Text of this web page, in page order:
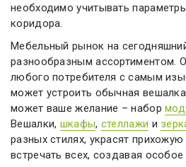
необходимо учитывать
коридора.
Мебельный рынок на
разнообразным ассортиментом.
любого потребителя с самым
может устроить обычная
может ваше желание – набор
Вешалки, шкафы, стеллажи и
разных стилях, украсят
встречать всех, создавая особое